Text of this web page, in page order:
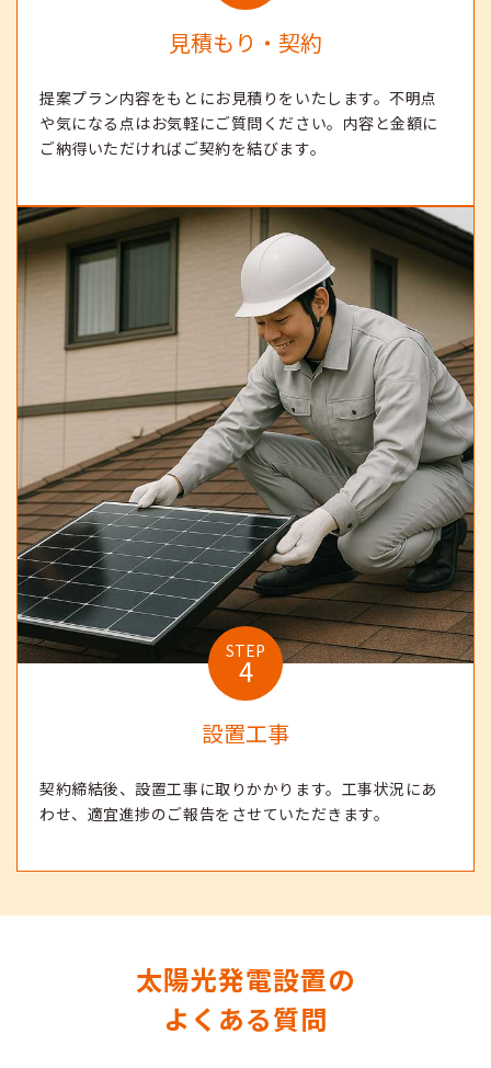
見積もり・契約
提案プラン内容をもとにお見積りをいたします。不明点
や気になる点はお気軽にご質問ください。内容と金額に
ご納得いただければご契約を結びます。
STEP
4
設置工事
契約締結後、設置工事に取りかかります。工事状況にあ
わせ、適宜進捗のご報告をさせていただきます。
太陽光発電設置の
よくある質問
お問い合わせ
メールで無料相談